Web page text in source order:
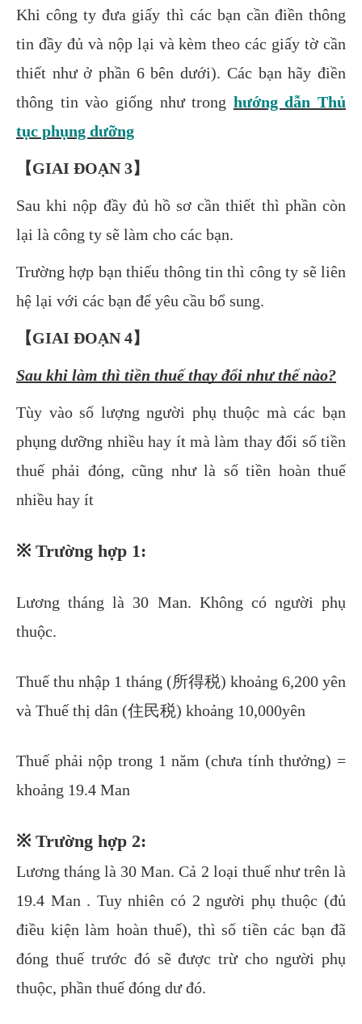
Khi công ty đưa giấy thì các bạn cần điền thông
tin đầy đủ và nộp lại và kèm theo các giấy tờ cần
thiết như ở phần 6 bên dưới). Các bạn hãy điền
thông tin vào giống như trong hướng dẫn Thủ
tục phụng dưỡng
【GIAI ĐOẠN 3】
Sau khi nộp đầy đủ hồ sơ cần thiết thì phần còn
lại là công ty sẽ làm cho các bạn.
Trường hợp bạn thiếu thông tin thì công ty sẽ liên
hệ lại với các bạn để yêu cầu bổ sung.
【GIAI ĐOẠN 4】
Sau khi làm thì tiền thuế thay đổi như thế nào?
Tùy vào số lượng người phụ thuộc mà các bạn
phụng dưỡng nhiều hay ít mà làm thay đổi số tiền
thuế phải đóng, cũng như là số tiền hoàn thuế
nhiều hay ít
※ Trường hợp 1:
Lương tháng là 30 Man. Không có người phụ
thuộc.
Thuế thu nhập 1 tháng (所得税) khoảng 6,200 yên
và Thuế thị dân (住民税) khoảng 10,000yên
Thuế phải nộp trong 1 năm (chưa tính thưởng) =
khoảng 19.4 Man
※ Trường hợp 2:
Lương tháng là 30 Man. Cả 2 loại thuế như trên là
19.4 Man . Tuy nhiên có 2 người phụ thuộc (đủ
điều kiện làm hoàn thuế), thì số tiền các bạn đã
đóng thuế trước đó sẽ được trừ cho người phụ
thuộc, phần thuế đóng dư đó.